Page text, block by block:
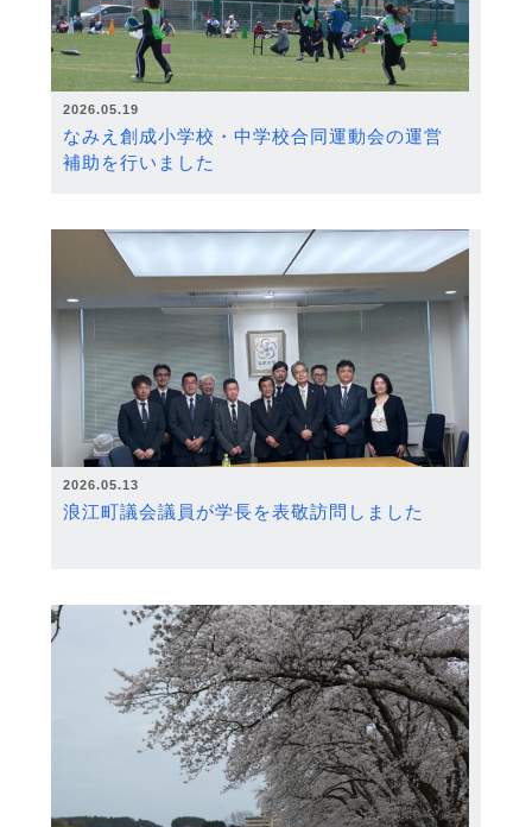
2026.05.19
なみえ創成小学校・中学校合同運動会の運営
補助を行いました
2026.05.13
浪江町議会議員が学長を表敬訪問しました